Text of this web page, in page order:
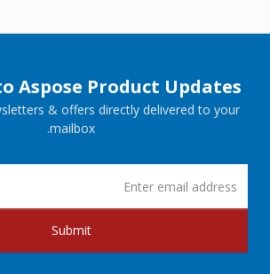
Aspose Product Updates
& offers directly delivered to your
mailbox.
Submit